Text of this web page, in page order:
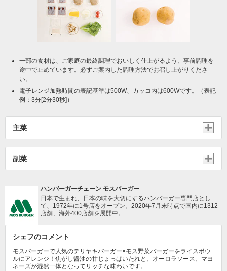
一部の食材は、ご家庭の最終調理でおいしく仕上がるよう、事前調理を
途中で止めています。必ずご案内した調理方法でお召し上がりくださ
い。
電子レンジ加熱時間の表記基準は500W、カッコ内は600Wです。（表記
例：3分[2分30秒]）
主菜
副菜
ハンバーガーチェーン モスバーガー
日本で生まれ、日本の味を大切にするハンバーガー専門店とし
て、1972年に1号店をオープン。2020年7月末時点で国内に1312
店舗、海外400店舗を展開中。
シェフのコメント
モスバーガーで人気のテリヤキバーガー×モス野菜バーガーをライスボウ
ルにアレンジ！焦がし醤油の甘じょっぱいたれと、オーロラソース、マヨ
ネーズが混然一体となってリッチな味わいです。